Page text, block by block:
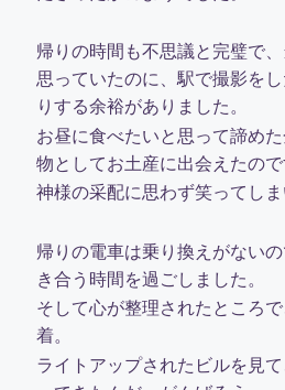
帰りの時間も不思議と完璧で
思っていたのに、駅で撮影を
りする余裕がありました。
お昼に食べたいと思って諦め
物としてお土産に出会えたので
神様の采配に思わず笑ってしま
帰りの電車は乗り換えがない
き合う時間を過ごしました。
そして心が整理されたところ
着。
ライトアップされたビルを見